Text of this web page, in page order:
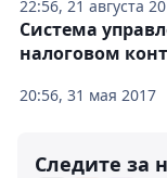
22:56, 21 августа
20:56, 31 мая 2017
Система
налоговом
Следите за